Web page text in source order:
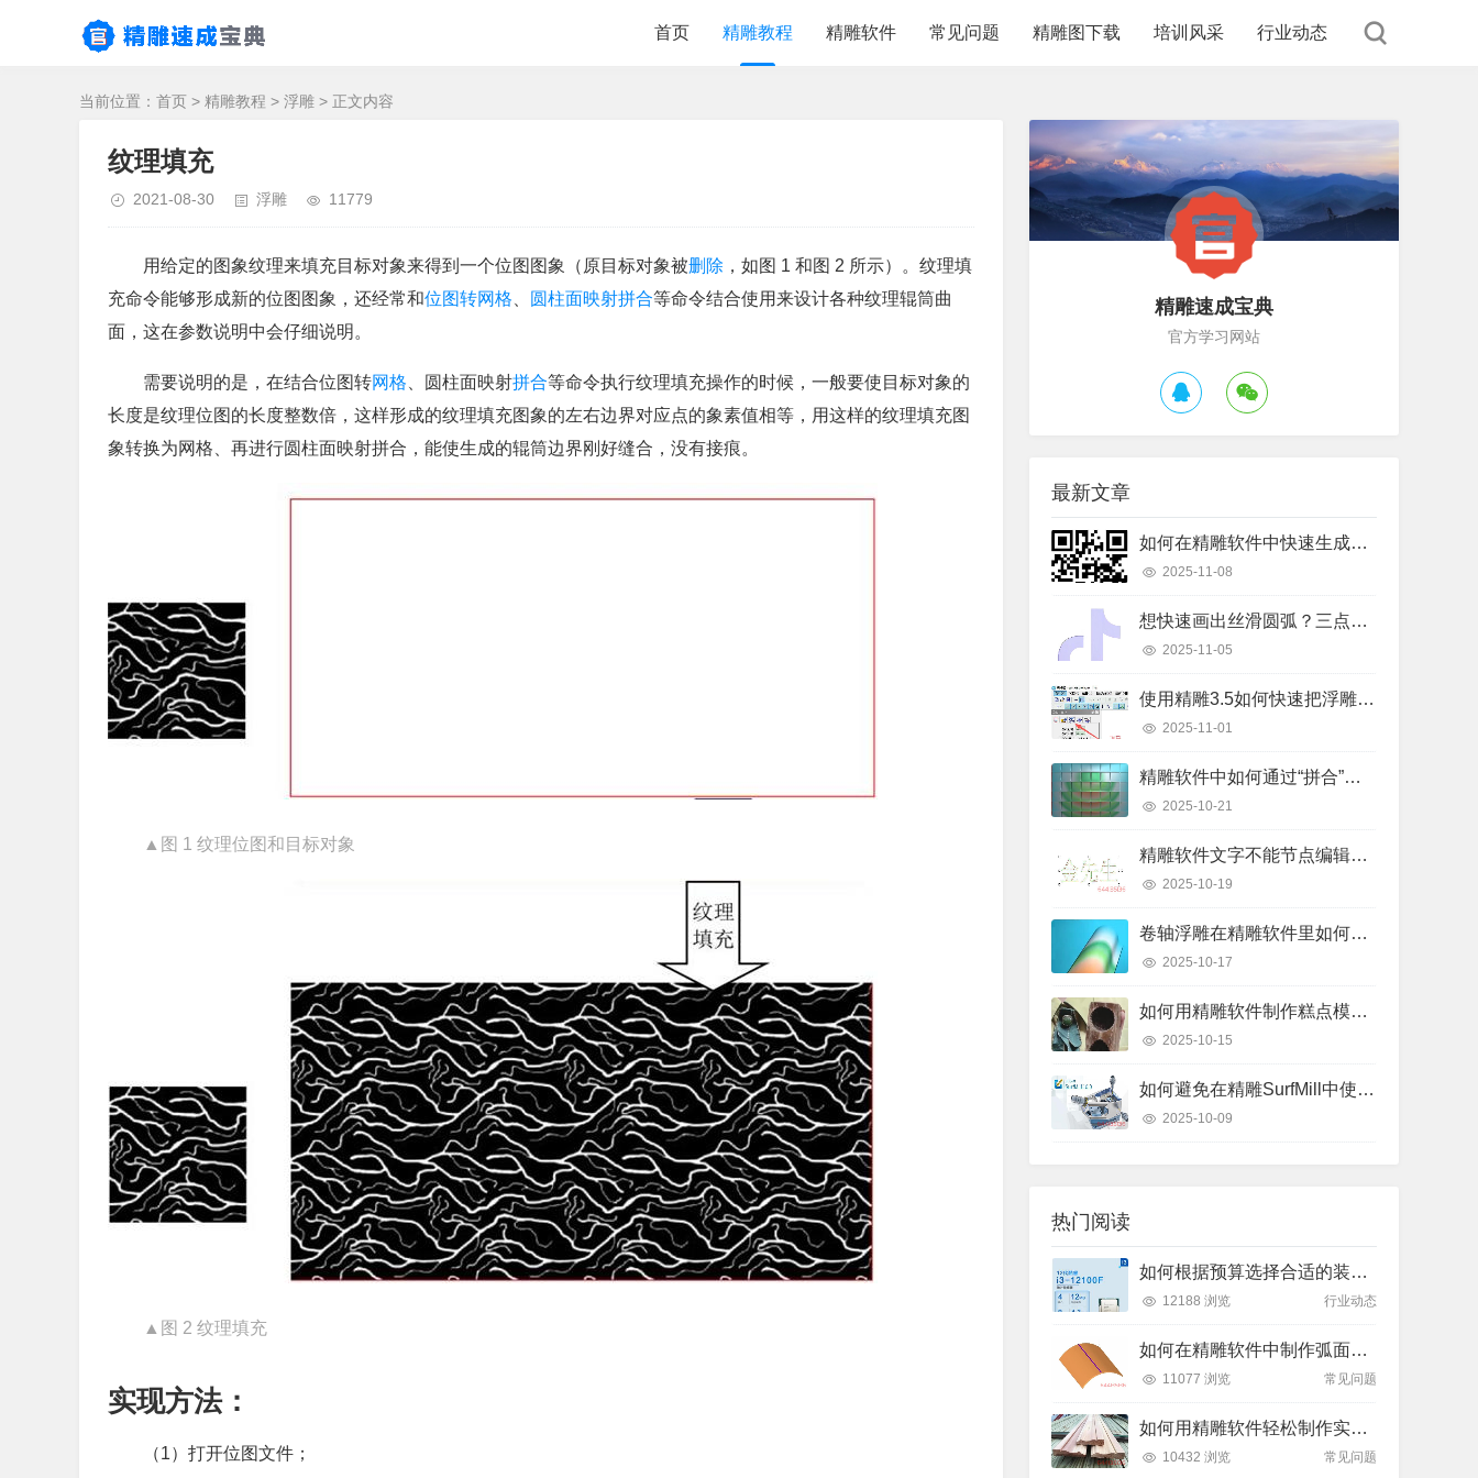
首页 精雕教程 精雕软件 常见问题 精雕图下载 培训风采 行业动态
当前位置： 首页 > 精雕教程 > 浮雕 > 正文内容
纹理填充
2021-08-30 浮雕 11779
用给定的图象纹理来填充目标对象来得到一个位图图象（原目标对象被删除 ，如图 1 和图 2 所示）。纹理填
充命令能够形成新的位图图象，还经常和位图转网格 圆柱面映射拼合等命令结合使用来设计各种纹理辊筒曲
面，这在参数说明中会仔细说明。
需要说明的是，在结合位图转网格 、圆柱面映射拼合等命令执行纹理填充操作的时候，一般要使目标对象的
长度是纹理位图的长度整数倍，这样形成的纹理填充图象的左右边界对应点的象素值相等，用这样的纹理填充图
象转换为网格、再进行圆柱面映射拼合，能使生成的辊筒边界刚好缝合，没有接痕。
▲图 1 纹理位图和目标对象
▲图 2 纹理填充
实现方法：
（1）打开位图文件；
精雕速成宝典
官方学习网站
最新文章
如何在精雕软件中快速生成二维码线条？详细操作步骤解析
2025-11-08
想快速画出丝滑圆弧？三点弧工具真的好用吗？
2025-11-05
使用精雕3.5如何快速把浮雕路径转换成曲面模型？
2025-11-01
精雕软件中如何通过“拼合”实现浮雕图的渐变叠加？
2025-10-21
精雕软件文字不能节点编辑怎么办？快速解决指南
2025-10-19
卷轴浮雕在精雕软件里如何快速制作出来？
2025-10-17
如何用精雕软件制作糕点模具？只需这几个步骤
2025-10-15
如何避免在精雕SurfMill中使用“保持曲线高度”和“投影变换”时的常见错误？
2025-10-09
热门阅读
如何根据预算选择合适的装机方案？了解2025年主流价位段的性能差异
12188 浏览 行业动态
如何在精雕软件中制作弧面雕刻路径？
11077 浏览 常见问题
如何用精雕软件轻松制作实木装饰线条踢脚线？
10432 浏览 常见问题